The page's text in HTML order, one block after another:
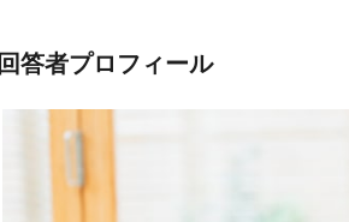
回答者プロフィール